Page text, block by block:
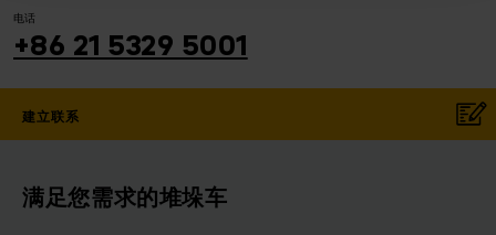
电话
+86 21 5329 5001
建立联系
满足您需求的堆垛车